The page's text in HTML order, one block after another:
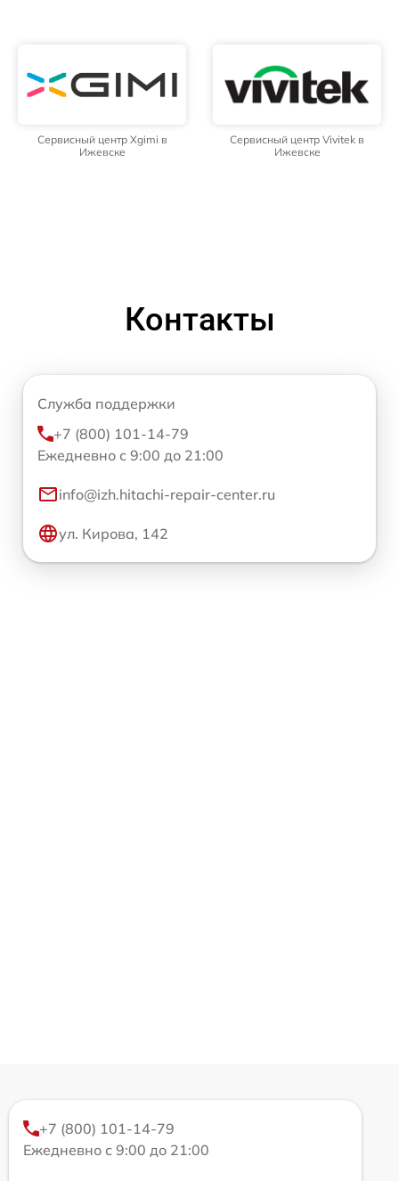
Сервисный центр Xgimi в
Ижевске
Сервисный центр Vivitek в
Ижевске
Контакты
Служба поддержки
+7 (800) 101-14-79
Ежедневно с 9:00 до 21:00
info@izh.hitachi-repair-center.ru
ул. Кирова, 142
+7 (800) 101-14-79
Ежедневно с 9:00 до 21:00